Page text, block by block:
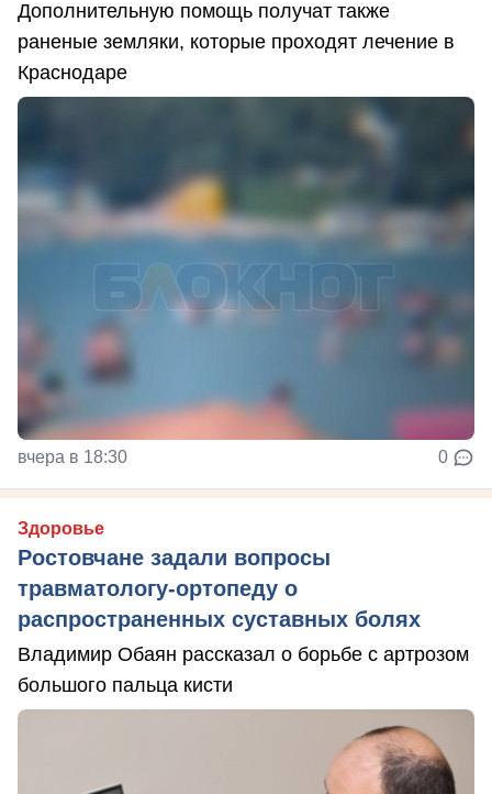
Дополнительную помощь получат также
раненые земляки, которые проходят лечение в
Краснодаре
вчера в 18:30 0
Здоровье
Ростовчане задали вопросы
травматологу-ортопеду о
распространенных суставных болях
Владимир Обаян рассказал о борьбе с артрозом
большого пальца кисти